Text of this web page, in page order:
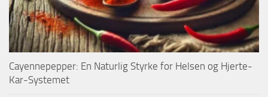
Cayennepepper: En Naturlig Styrke for Helsen og Hjerte-
Kar-Systemet